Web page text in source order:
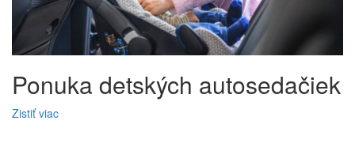
Ponuka detských autosedačiek
Zistiť viac